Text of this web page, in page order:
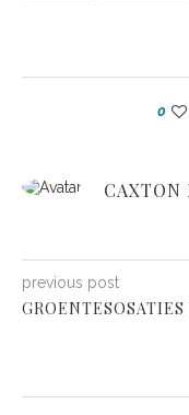
0
CAXTON
previous post